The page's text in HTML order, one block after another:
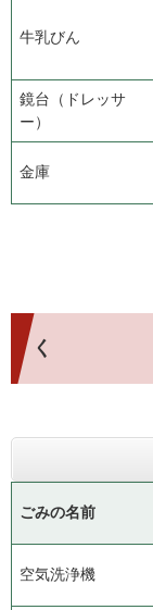
牛乳びん
鏡台（ドレッサ
ー）
金庫
く
ごみの名前
空気洗浄機